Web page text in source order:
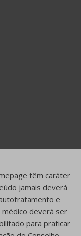
têm caráter
jamais deverá
e
médico deverá ser
para praticar